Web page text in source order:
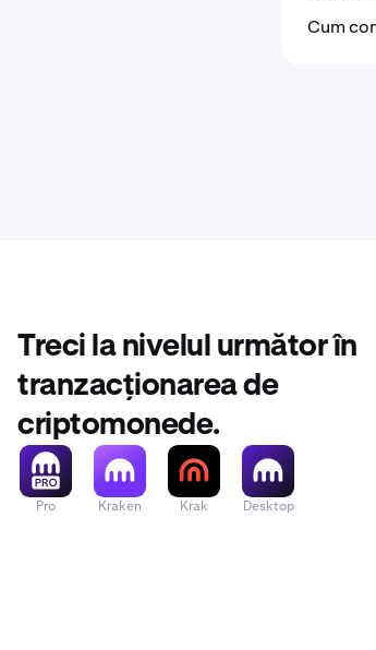
Cum
Treci la nivelul următor în
tranzacționarea de
criptomonede.
Pro Kraken Krak Desktop